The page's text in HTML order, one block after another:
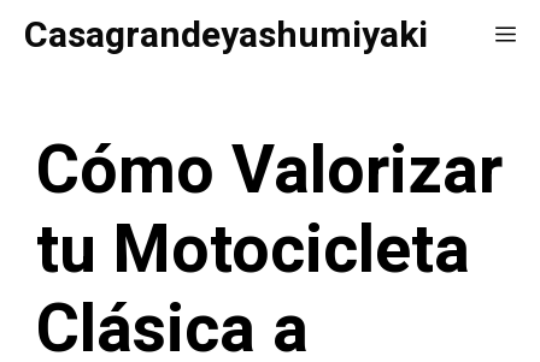
SaltarCasagrandeyashumiyaki
Cómo Valorizar
tu Motocicleta
Clásica a